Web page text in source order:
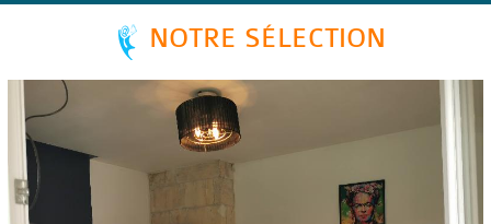
NOTRE SÉLECTION